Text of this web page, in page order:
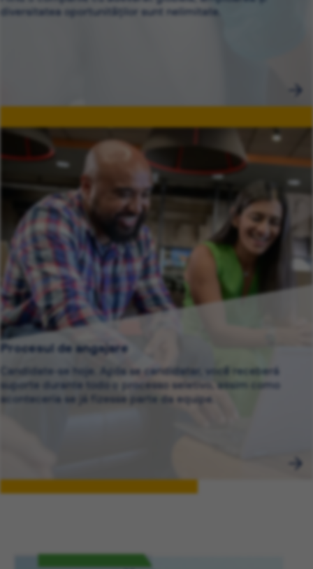
diversitatea oportunităților sunt nelimitate.
Procesul de angajare
Candidate-se hoje. Após se candidatar, você receberá
suporte durante todo o processo seletivo, assim como
aconteceria se já fizesse parte da equipe.